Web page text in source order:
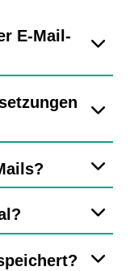
E-Mail-